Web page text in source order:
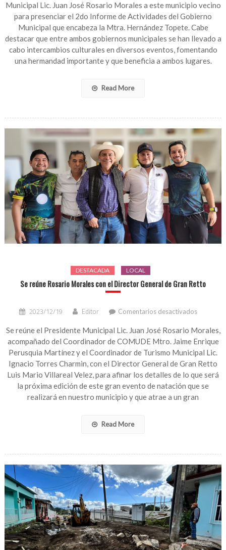
el
2do
Informe
de
la
alcaldesa
Municipal Lic. Juan José Rosario Morales a este municipio vecino
para presenciar el 2do Informe de Actividades del Gobierno
Municipal que encabeza la Mtra. Hernández Topete. Cabe
destacar que entre ambos gobiernos municipales se han llevado a
cabo intercambios culturales en diversos eventos, fomentando
una hermandad importante y que beneficia a ambos lugares.
Read More
DESTACADA LOCAL
Se reúne Rosario Morales con el Director General de Gran Retto
2023/12/19 Editor Comentarios desactivadosen
reúne
Rosario
Morales
con
el
Director
General
de
Se reúne el Presidente Municipal Lic. Juan José Rosario Morales,
acompañado del Coordinador de COMUDE Mtro. Jaime Enrique
Perusquia Martínez y el Coordinador de Turismo Municipal Lic.
Ignacio Torres Charmin, con el Director General de Gran Retto
Luis Mario Villareal Velez, para afinar los detalles de lo que será
la próxima edición de este gran evento de natación que se
realizará en nuestro municipio y que atrae a un gran
Read More